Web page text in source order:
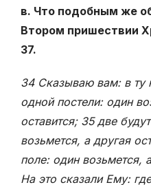
в. Что подобным же
Втором пришествии
37.
34 Сказываю вам: в ту
одной постели: один
оставится; 35 две
возьмется, а другая
поле: один возьмется,
На это сказали Ему: